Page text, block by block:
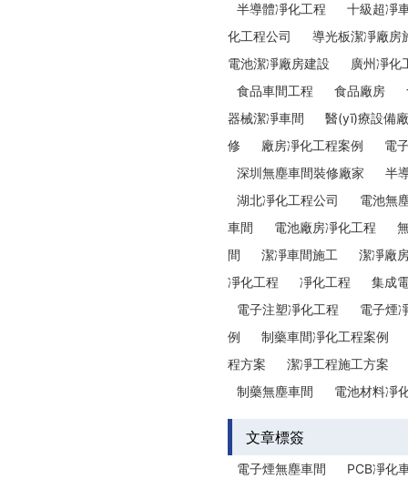
半導體凈化工程
十級超凈
化工程公司
導光板潔凈廠房
電池潔凈廠房建設
廣州凈化
食品車間工程
食品廠房
器械潔凈車間
醫(yī)療設備
修
廠房凈化工程案例
電
深圳無塵車間裝修廠家
半
湖北凈化工程公司
電池無
車間
電池廠房凈化工程
間
潔凈車間施工
潔凈廠
凈化工程
凈化工程
集成
電子注塑凈化工程
電子煙
例
制藥車間凈化工程案例
程方案
潔凈工程施工方案
制藥無塵車間
電池材料凈
文章標簽
電子煙無塵車間
PCB凈化